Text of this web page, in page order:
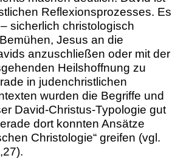
Reflexionsprozesses. Es
sicherlich christologisch
Jesus an die
anzuschließen oder mit der
Heilshoffnung zu
in judenchristlichen
wurden die Begriffe und
David-Christus-Typologie gut
dort konnten Ansätze
Christologie“ greifen (vgl.